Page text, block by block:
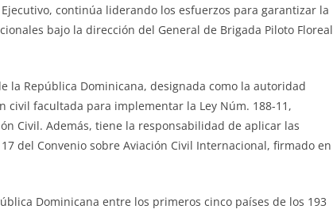
continúa liderando los esfuerzos para garantizar la
bajo la dirección del General de Brigada Piloto Floreal
la República Dominicana, designada como la autoridad
civil facultada para implementar la Ley Núm. 188-11,
Civil. Además, tiene la responsabilidad de aplicar las
del Convenio sobre Aviación Civil Internacional, firmado en
Dominicana entre los primeros cinco países de los 193